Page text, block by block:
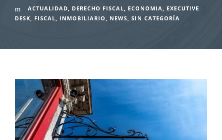
ACTUALIDAD, DERECHO FISCAL, ECONOMIA, EXECUTIVE
DESK
FISCAL INMOBILIARIO NEWS SIN CATEGORÍA